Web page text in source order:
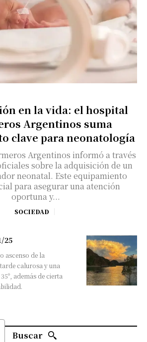
en la vida: el hospital
Argentinos suma
clave para neonatología
Argentinos informó a través
sobre la adquisición de un
neonatal. Este equipamiento
para asegurar una atención
oportuna y...
SOCIEDAD
25
ascenso de la
calurosa y una
además de cierta
Buscar